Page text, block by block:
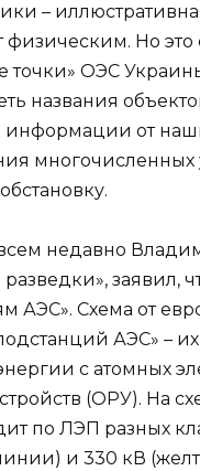
–
физическим. Но
точки» ОЭС
названия
информации от
многочисленных
недавно
заявил,
АЭС». Схема от
АЭС» –
с атомных
(ОРУ). На
по ЛЭП разных
и 330 кВ